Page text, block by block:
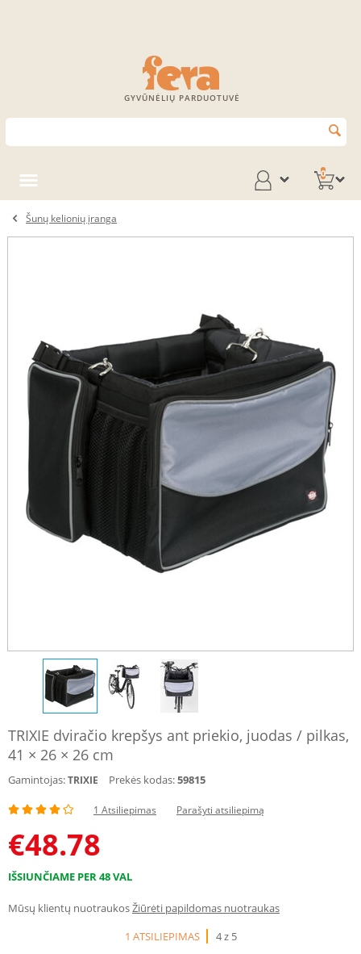
GYVŪNĖLIŲ PARDUOTUVĖ
0
Šunų kelionių įranga
TRIXIE dviračio krepšys ant priekio, juodas / pilkas,
41 × 26 × 26 cm
Gamintojas:TRIXIE Prekės kodas:59815
1 Atsiliepimas Parašyti atsiliepimą
€48.78
IŠSIUNČIAME PER 48 VAL
Mūsų klientų nuotraukosŽiūrėti papildomas nuotraukas
1 ATSILIEPIMAS
4 z 5